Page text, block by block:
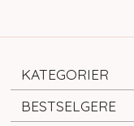
KATEGORIER
BESTSELGERE